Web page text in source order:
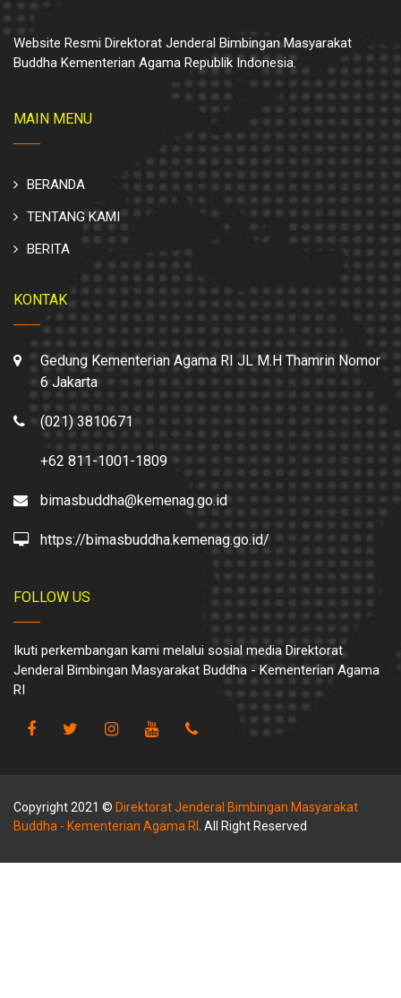
Website Resmi Direktorat Jenderal Bimbingan Masyarakat
Buddha Kementerian Agama Republik Indonesia.
MAIN MENU
BERANDA
TENTANG KAMI
BERITA
KONTAK
Gedung Kementerian Agama RI JL M.H Thamrin Nomor
6 Jakarta
(021) 3810671
+62 811-1001-1809
bimasbuddha@kemenag.go.id
https://bimasbuddha.kemenag.go.id/
FOLLOW US
Ikuti perkembangan kami melalui sosial media Direktorat
Jenderal Bimbingan Masyarakat Buddha - Kementerian Agama
RI
Copyright 2021 © Direktorat Jenderal Bimbingan Masyarakat
Buddha - Kementerian Agama RI
. All Right Reserved